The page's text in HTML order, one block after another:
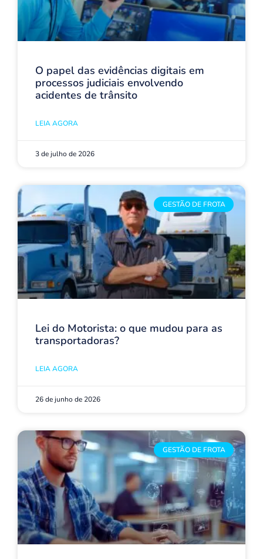
O papel das evidências digitais em
processos judiciais envolvendo
acidentes de trânsito
LEIA AGORA
3 de julho de 2026
GESTÃO DE FROTA
Lei do Motorista: o que mudou para as
transportadoras?
LEIA AGORA
26 de junho de 2026
GESTÃO DE FROTA